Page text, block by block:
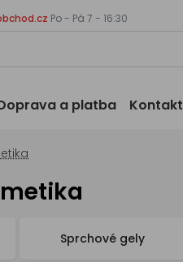
Po - Pá 7 - 16:30
a platba Kontakt
Sprchové gely